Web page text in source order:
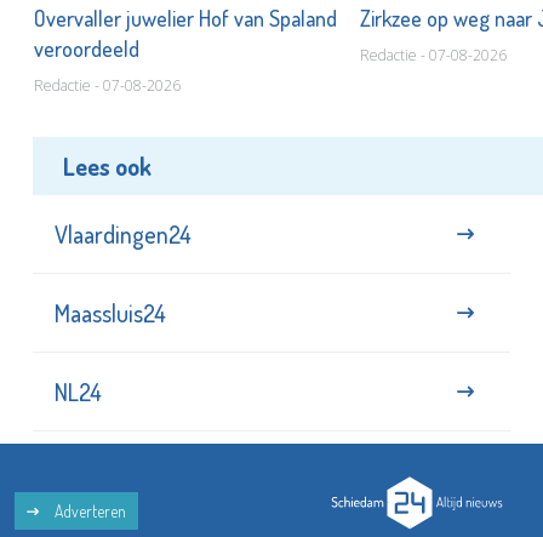
Overvaller juwelier Hof van Spaland
veroordeeld
Redactie - 07-08-2026
Zirkzee op weg
Redactie - 07-08-2026
Lees ook
Vlaardingen24
Maassluis24
NL24
Adverteren